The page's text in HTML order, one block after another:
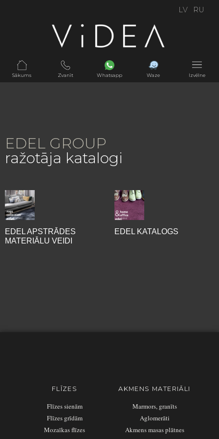
LV RU
Sākums Zvanīt Whatsapp Waze Izvēlne
EDEL GROUP
ražotāja katalogi
EDEL APSTRĀDES
MATERIĀLU VEIDI
EDEL KATALOGS
FLĪZES
Flīzes sienām
Flīzes grīdām
Mozaīkas flīzes
AKMENS MATERIĀLI
Marmors, granīts
Aglomerāti
Akmens masas plātnes